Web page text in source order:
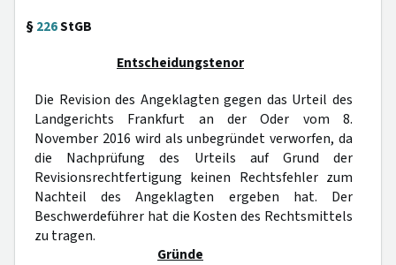
§226StGB
Entscheidungstenor
Die Revision des Angeklagten gegen das Urteil des
Landgerichts Frankfurt an der Oder vom 8.
November 2016 wird als unbegründet verworfen, da
die Nachprüfung des Urteils auf Grund der
Revisionsrechtfertigung keinen Rechtsfehler zum
Nachteil des Angeklagten ergeben hat. Der
Beschwerdeführer hat die Kosten des Rechtsmittels
zu tragen.
Gründe